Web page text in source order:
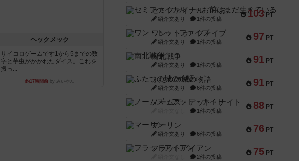
ヘックメック
サイコロゲームです1から5までの数
字と芋虫がかかれたダイス。これを
振っ...
約17時間前 by みいやん
103 PT
セミファイナル ～お前はまだ生きている～
紹介文あり 1件の投稿
97 PT
ワン・トゥ・ファイブ
紹介文あり 1件の投稿
91 PT
南北戦争
紹介文あり 1件の投稿
91 PT
ふたつの城の物語
紹介文あり 6件の投稿
88 PT
ノームズ・アット・ナイト
1件の投稿
76 PT
マーリン
紹介文あり 6件の投稿
75 PT
フラットアイアン
2件の投稿